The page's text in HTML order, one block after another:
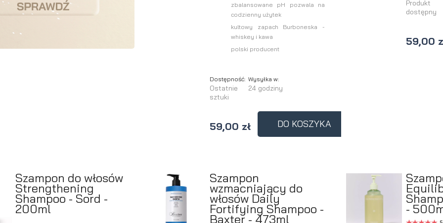
zbalansowane pH pozwala na
codzienny użytek
kultowy zapach Burboneska -
whiskey i kawa
polski producent
Dostępność:
Ostatnie
sztuki
Wysyłka w:
24 godziny
59,00 zł DO KOSZYKA
Produkt
dostępny
59,00
Szampon do włosów
Strengthening
Shampoo - Sord -
200ml
Szampon
wzmacniający do
włosów Daily
Fortifying Shampoo -
Baxter - 473ml
-